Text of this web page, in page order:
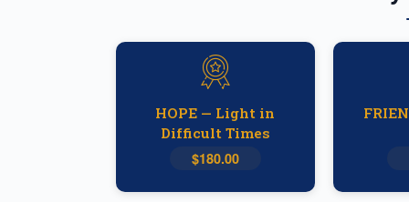
HOPE — Light in
Difficult Times
$180.00